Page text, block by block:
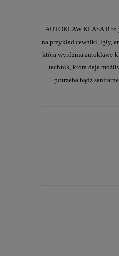
AUTOKLAW KLASA B to
na przykład cewniki, igły,
która wyróżnia autoklawy
technik, która daje
potrzeba bądź